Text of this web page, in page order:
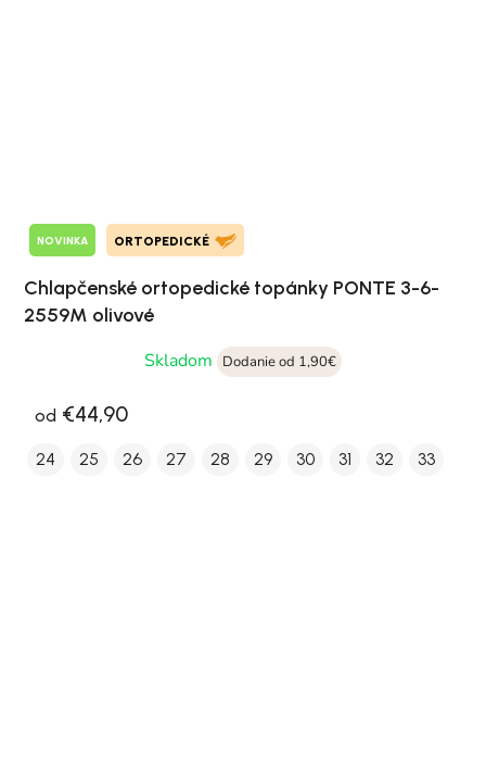
NOVINKA ORTOPEDICKÉ
Chlapčenské ortopedické topánky PONTE 3-6-
2559M olivové
Skladom
Dodanie od 1,90€
od €44,90
24 25 26 27 28 29 30 31 32 33